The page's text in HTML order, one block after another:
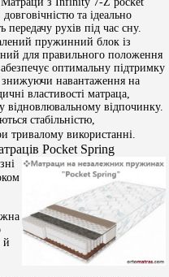
та ідеально
передачу рухів під час сну.
пружинний блок із
для правильного положення
оптимальну підтримку
знижуючи навантаження на
властивості матраца,
відновлювальному відпочинку.
стабільністю,
тривалому використанні.
Pocket Spring
й